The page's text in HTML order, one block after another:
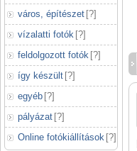
város, építészet [?]
vízalatti fotók [?]
feldolgozott fotók [?]
így készült [?]
egyéb [?]
pályázat [?]
Online fotókiállítások [?]